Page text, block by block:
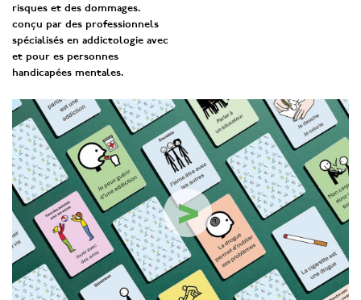
risques et des dommages.
conçu par des professionnels
spécialisés en addictologie avec
et pour es personnes
handicapées mentales.
>